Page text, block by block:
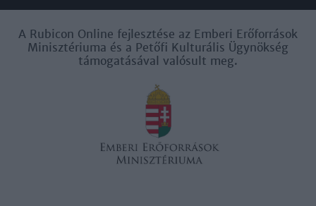
A Rubicon Online fejlesztése az Emberi Erőforrások
Minisztériuma és a Petőfi Kulturális Ügynökség
támogatásával valósult meg.